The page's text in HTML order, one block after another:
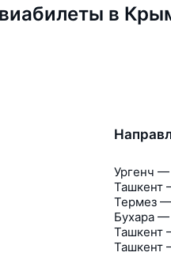
в
Ургенч
Ташкент
Термез
Бухара
Ташкент
Ташкент